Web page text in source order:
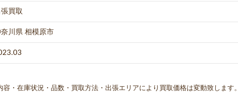
買取
川県 相模原市
・在庫状況・品数・買取方法・出張エリアにより買取価格は変動致します。